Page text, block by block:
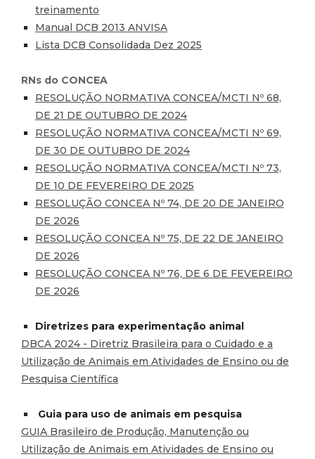
treinamento
Manual DCB 2013 ANVISA
Lista DCB Consolidada Dez 2025
RNs do CONCEA
RESOLUÇÃO NORMATIVA CONCEA/MCTI Nº 68,
DE 21 DE OUTUBRO DE 2024
RESOLUÇÃO NORMATIVA CONCEA/MCTI Nº 69,
DE 30 DE OUTUBRO DE 2024
RESOLUÇÃO NORMATIVA CONCEA/MCTI Nº 73,
DE 10 DE FEVEREIRO DE 2025
RESOLUÇÃO CONCEA Nº 74, DE 20 DE JANEIRO
DE 2026
RESOLUÇÃO CONCEA Nº 75, DE 22 DE JANEIRO
DE 2026
RESOLUÇÃO CONCEA Nº 76, DE 6 DE FEVEREIRO
DE 2026
Diretrizes para experimentação animal
DBCA 2024 - Diretriz Brasileira para o Cuidado e a
Utilização de Animais em Atividades de Ensino ou de
Pesquisa Científica
Guia para uso de animais em pesquisa
GUIA Brasileiro de Produção, Manutenção ou
Utilização de Animais em Atividades de Ensino ou